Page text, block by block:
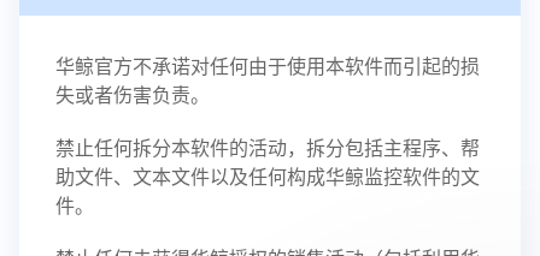
华鲸官方不承诺对任何由于使用本软件而引起的损
失或者伤害负责。
禁止任何拆分本软件的活动，拆分包括主程序、帮
助文件、文本文件以及任何构成华鲸监控软件的文
件。